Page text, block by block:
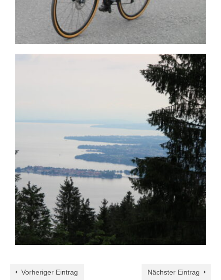
Vorheriger Eintrag Nächster Eintrag